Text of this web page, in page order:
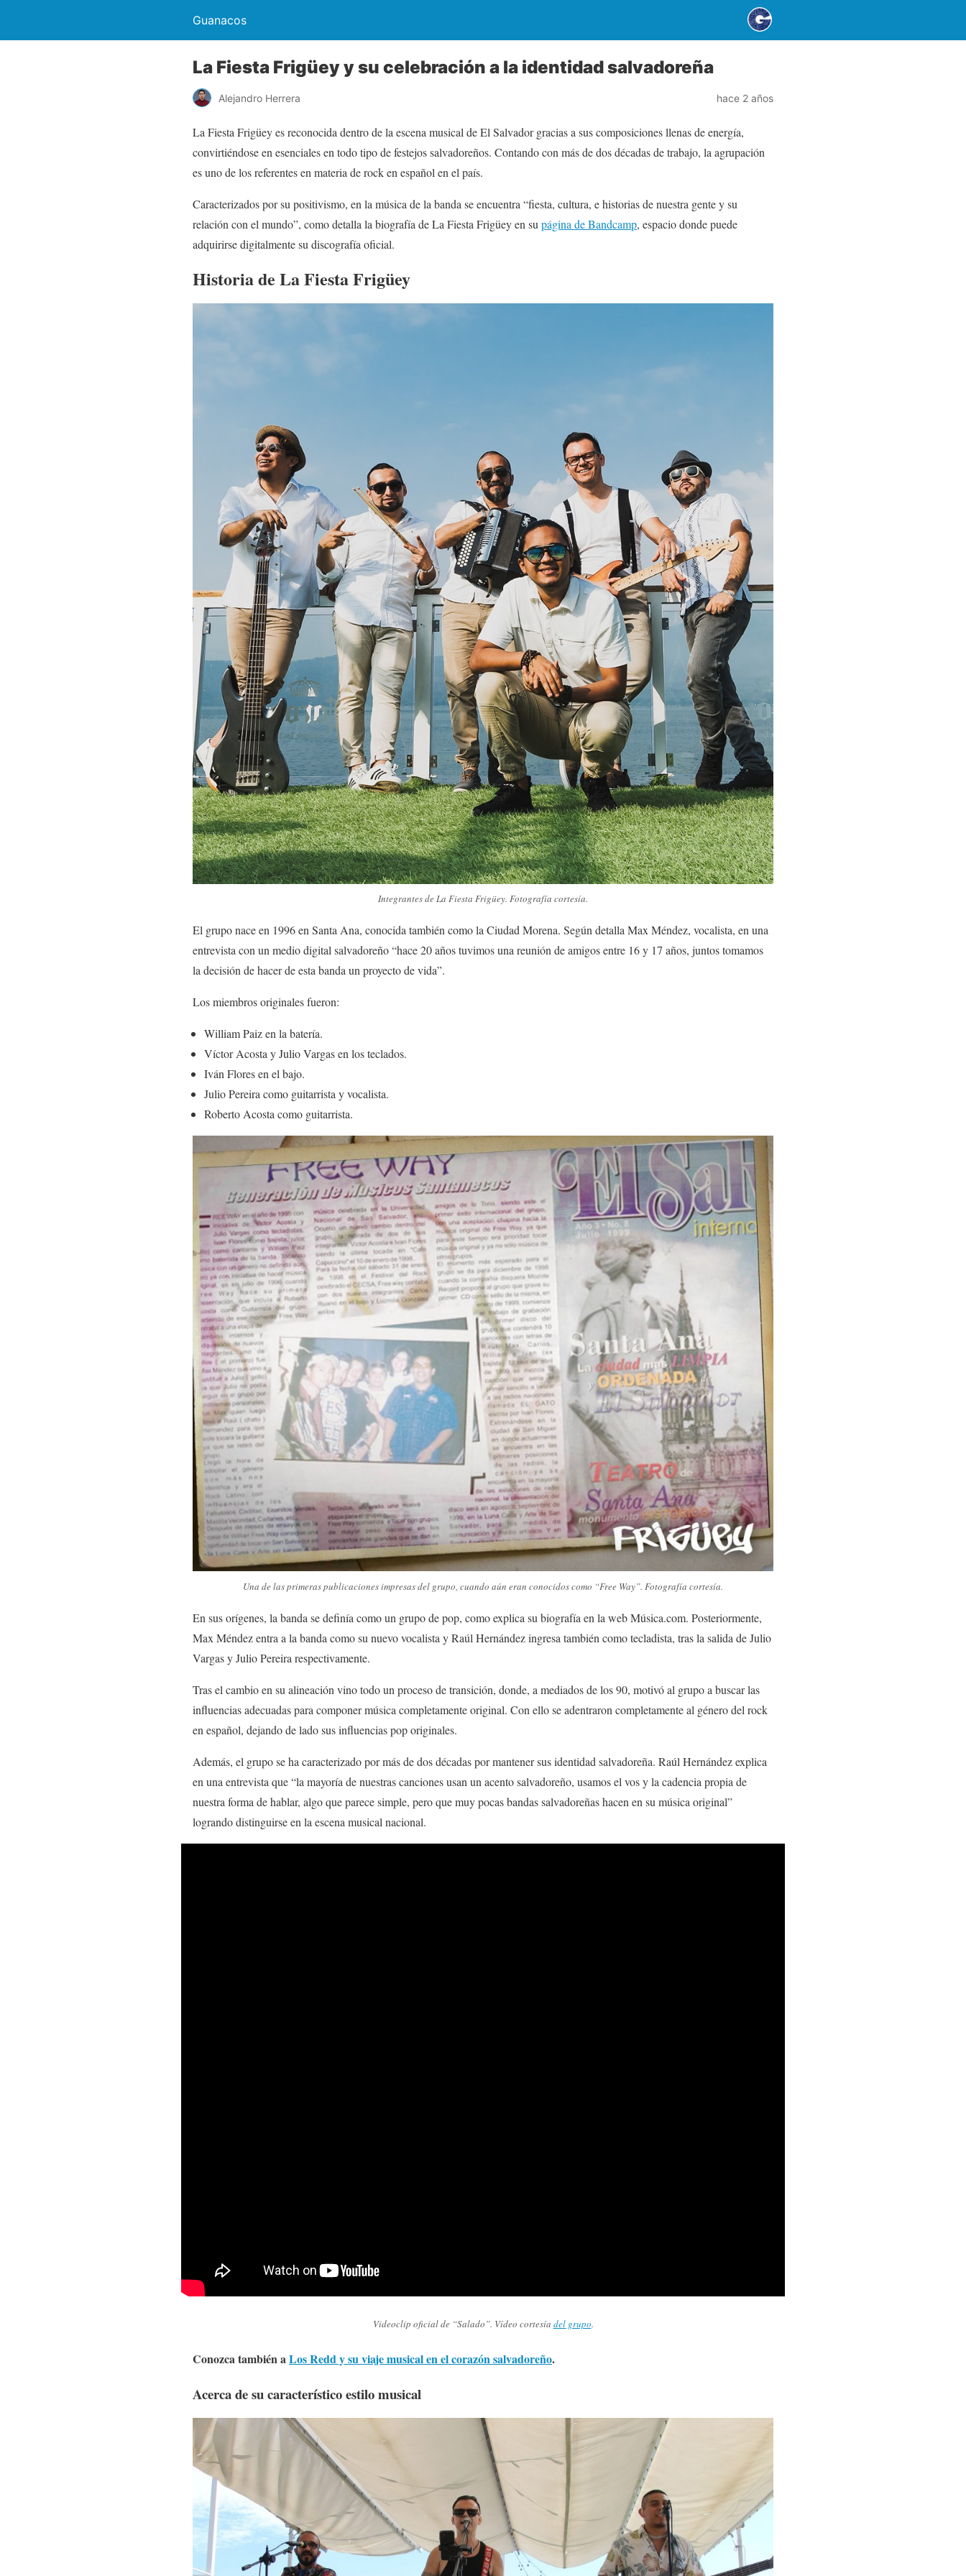
Guanacos
La Fiesta Frigüey y su celebración a la identidad salvadoreña
Alejandro Herrera hace 2 años
La Fiesta Frigüey es reconocida dentro de la escena musical de El Salvador gracias a sus composiciones llenas de energía,
convirtiéndose en esenciales en todo tipo de festejos salvadoreños. Contando con más de dos décadas de trabajo, la agrupación
es uno de los referentes en materia de rock en español en el país.
Caracterizados por su positivismo, en la música de la banda se encuentra “fiesta, cultura, e historias de nuestra gente y su
relación con el mundo”, como detalla la biografía de La Fiesta Frigüey en su página de Bandcamp, espacio donde puede
adquirirse digitalmente su discografía oficial.
Historia de La Fiesta Frigüey
Integrantes de La Fiesta Frigüey. Fotografía cortesía.
El grupo nace en 1996 en Santa Ana, conocida también como la Ciudad Morena. Según detalla Max Méndez, vocalista, en una
entrevista con un medio digital salvadoreño “hace 20 años tuvimos una reunión de amigos entre 16 y 17 años, juntos tomamos
la decisión de hacer de esta banda un proyecto de vida”.
Los miembros originales fueron:
William Paiz en la batería.
Víctor Acosta y Julio Vargas en los teclados.
Iván Flores en el bajo.
Julio Pereira como guitarrista y vocalista.
Roberto Acosta como guitarrista.
Una de las primeras publicaciones impresas del grupo, cuando aún eran conocidos como “Free Way”. Fotografía cortesía.
En sus orígenes, la banda se definía como un grupo de pop, como explica su biografía en la web Música.com. Posteriormente,
Max Méndez entra a la banda como su nuevo vocalista y Raúl Hernández ingresa también como tecladista, tras la salida de Julio
Vargas y Julio Pereira respectivamente.
Tras el cambio en su alineación vino todo un proceso de transición, donde, a mediados de los 90, motivó al grupo a buscar las
influencias adecuadas para componer música completamente original. Con ello se adentraron completamente al género del rock
en español, dejando de lado sus influencias pop originales.
Además, el grupo se ha caracterizado por más de dos décadas por mantener sus identidad salvadoreña. Raúl Hernández explica
en una entrevista que “la mayoría de nuestras canciones usan un acento salvadoreño, usamos el vos y la cadencia propia de
nuestra forma de hablar, algo que parece simple, pero que muy pocas bandas salvadoreñas hacen en su música original”
logrando distinguirse en la escena musical nacional.
Videoclip oficial de “Salado”. Vídeo cortesía del grupo.
Conozca también aLos Redd y su viaje musical en el corazón salvadoreño.
Acerca de su característico estilo musical